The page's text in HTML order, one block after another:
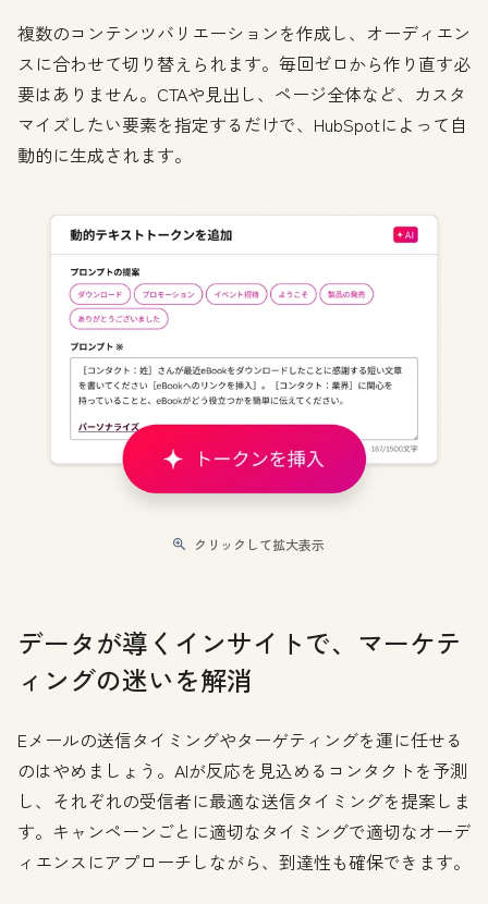
複数のコンテンツバリエーションを作成し、オーディエン
スに合わせて切り替えられます。毎回ゼロから作り直す必
要はありません。CTAや見出し、ページ全体など、カスタ
マイズしたい要素を指定するだけで、HubSpotによって自
動的に生成されます。
クリックして拡大表示
データが導くインサイトで、マーケテ
ィングの迷いを解消
Eメールの送信タイミングやターゲティングを運に任せる
のはやめましょう。AIが反応を見込めるコンタクトを予測
し、それぞれの受信者に最適な送信タイミングを提案しま
す。キャンペーンごとに適切なタイミングで適切なオーデ
ィエンスにアプローチしながら、到達性も確保できます。